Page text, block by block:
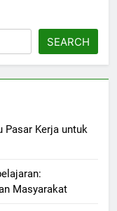
SEARCH
Pasar Kerja untuk
Masyarakat